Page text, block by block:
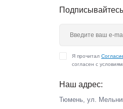
Я прочитал
согласен с
Наш адрес:
Тюмень, ул.